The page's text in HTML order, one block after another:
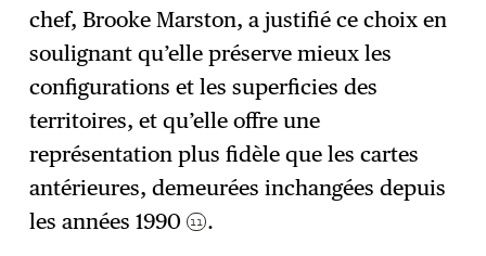
chef, Brooke Marston, a justifié ce choix en
soulignant qu’elle préserve mieux les
configurations et les superficies des
territoires, et qu’elle offre une
représentation plus fidèle que les cartes
antérieures, demeurées inchangées depuis
les années 199011 .